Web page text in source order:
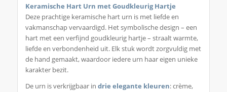
Keramische Hart Urn met Goudkleurig Hartje
Deze prachtige keramische hart urn is met liefde en
vakmanschap vervaardigd. Het symbolische design – een
hart met een verfijnd goudkleurig hartje – straalt warmte,
liefde en verbondenheid uit. Elk stuk wordt zorgvuldig met
de hand gemaakt, waardoor iedere urn haar eigen unieke
karakter bezit.
De urn is verkrijgbaar in drie elegante kleuren: crème,